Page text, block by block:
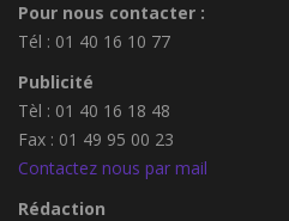
Pour nous contacter :
Tél : 01 40 16 10 77
Publicité
Tèl : 01 40 16 18 48
Fax : 01 49 95 00 23
Contactez nous par mail
Rédaction